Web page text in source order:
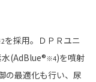
を採用。ＤＰＲユニ
(AdBlue®※4)を噴射
の最適化も行い、尿